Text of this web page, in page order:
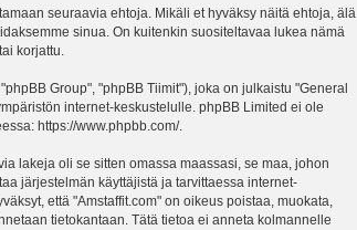
seuraavia ehtoja. Mikäli et hyväksy näitä ehtoja, älä
sinua. On kuitenkin suositeltavaa lukea nämä
korjattu.
Group", "phpBB Tiimit"), joka on julkaistu "General
internet-keskustelulle. phpBB Limited ei ole
https://www.phpbb.com/.
lakeja oli se sitten omassa maassasi, se maa, johon
järjestelmän käyttäjistä ja tarvittaessa internet-
että "Amstaffit.com" on oikeus poistaa, muokata,
tietokantaan. Tätä tietoa ei anneta kolmannelle